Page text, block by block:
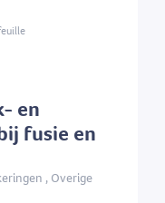
en
fusie en
, Overige